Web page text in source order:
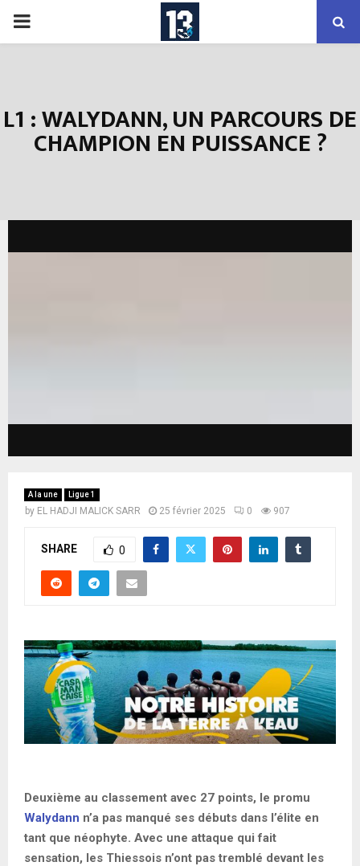
PRIMARY
L1 : WALYDANN, UN PARCOURS DE
CHAMPION EN PUISSANCE ?
A la une Ligue 1
by EL HADJI MALICK SARR 25 février 2025 0 907
SHARE 0
Deuxième au classement avec 27 points, le promu
Walydann n’a pas manqué ses débuts dans l’élite en
tant que néophyte. Avec une attaque qui fait
sensation, les Thiessois n’ont pas tremblé devant les